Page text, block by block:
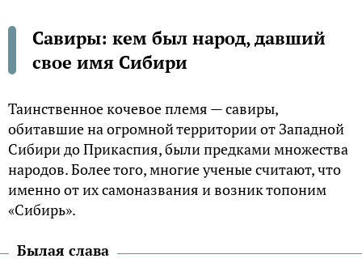
Савиры: кем был народ, давший
свое имя Сибири
Таинственное кочевое племя — савиры,
обитавшие на огромной территории от Западной
Сибири до Прикаспия, были предками множества
народов. Более того, многие ученые считают, что
именно от их самоназвания и возник топоним
«Сибирь».
Былая слава